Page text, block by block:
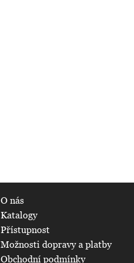
O nás
Katalogy
Přístupnost
Možnosti dopravy a platby
Obchodní podmínky